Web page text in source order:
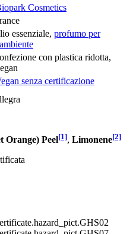
Cosmetics
essenziale, profumo per
con plastica ridotta,
senza certificazione
Orange) Peel[1], Limonene[2]